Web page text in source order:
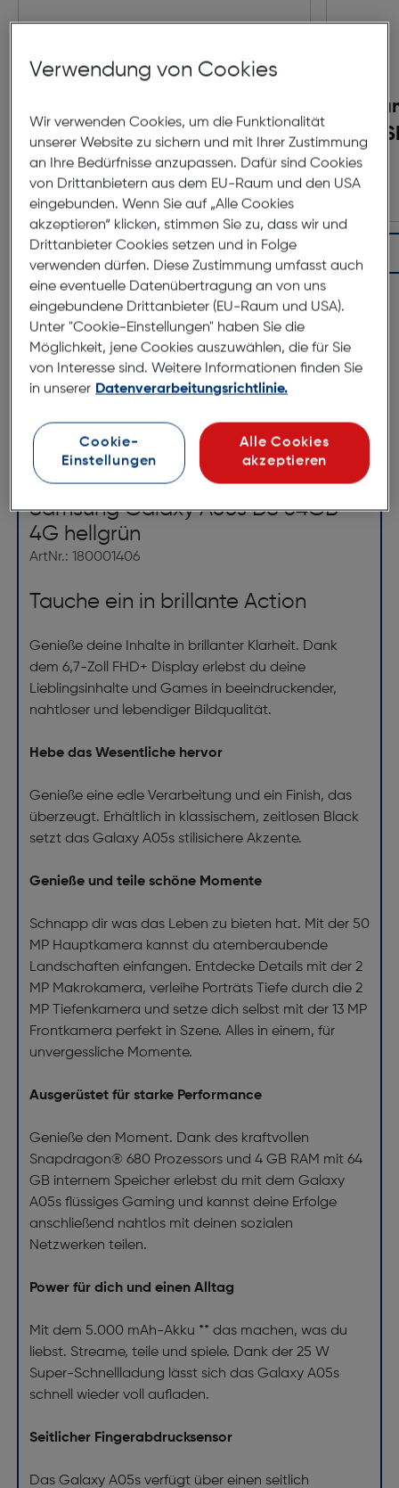
USB-C 25W W/O schwarz
€ 34,99
In den Warenkorb
Produktbeschreibung
Samsung Galaxy A05s DS 64GB
4G hellgrün
ArtNr.: 180001406
Tauche ein in brillante Action
Genieße deine Inhalte in brillanter Klarheit. Dank
dem 6,7-Zoll FHD+ Display erlebst du deine
Lieblingsinhalte und Games in beeindruckender,
nahtloser und lebendiger Bildqualität.
Hebe das Wesentliche hervor
Genieße eine edle Verarbeitung und ein Finish, das
überzeugt. Erhältlich in klassischem, zeitlosen Black
setzt das Galaxy A05s stilisichere Akzente.
Genieße und teile schöne Momente
Schnapp dir was das Leben zu bieten hat. Mit der 50
MP Hauptkamera kannst du atemberaubende
Landschaften einfangen. Entdecke Details mit der 2
MP Makrokamera, verleihe Porträts Tiefe durch die 2
MP Tiefenkamera und setze dich selbst mit der 13 MP
Frontkamera perfekt in Szene. Alles in einem, für
unvergessliche Momente.
Ausgerüstet für starke Performance
Genieße den Moment. Dank des kraftvollen
Snapdragon® 680 Prozessors und 4 GB RAM mit 64
GB internem Speicher erlebst du mit dem Galaxy
A05s flüssiges Gaming und kannst deine Erfolge
anschließend nahtlos mit deinen sozialen
Netzwerken teilen.
Power für dich und einen Alltag
Mit dem 5.000 mAh-Akku ** das machen, was du
liebst. Streame, teile und spiele. Dank der 25 W
Super-Schnellladung lässt sich das Galaxy A05s
schnell wieder voll aufladen.
Seitlicher Fingerabdrucksensor
Das Galaxy A05s verfügt über einen seitlich
Verwendung von Cookies
Wir verwenden Cookies, um die Funktionalität
unserer Website zu sichern und mit Ihrer Zustimmung
an Ihre Bedürfnisse anzupassen. Dafür sind Cookies
von Drittanbietern aus dem EU-Raum und den USA
eingebunden. Wenn Sie auf „Alle Cookies
akzeptieren“ klicken, stimmen Sie zu, dass wir und
Drittanbieter Cookies setzen und in Folge
verwenden dürfen. Diese Zustimmung umfasst auch
eine eventuelle Datenübertragung an von uns
eingebundene Drittanbieter (EU-Raum und USA).
Unter "Cookie-Einstellungen" haben Sie die
Möglichkeit, jene Cookies auszuwählen, die für Sie
von Interesse sind. Weitere Informationen finden Sie
in unserer Datenverarbeitungsrichtlinie.
Cookie-
Einstellungen
Alle Cookies
akzeptieren